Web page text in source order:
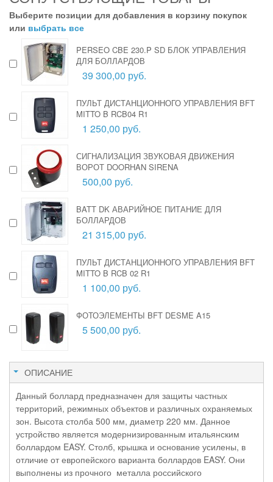
Выберите позиции для добавления в корзину покупок
или выбрать все
PERSEO CBE 230.P SD БЛОК УПРАВЛЕНИЯ
ДЛЯ БОЛЛАРДОВ
39 300,00 руб.
ПУЛЬТ ДИСТАНЦИОННОГО УПРАВЛЕНИЯ BFT
MITTO B RCB04 R1
1 250,00 руб.
СИГНАЛИЗАЦИЯ ЗВУКОВАЯ ДВИЖЕНИЯ
ВОРОТ DOORHAN SIRENA
500,00 руб.
BATT DK АВАРИЙНОЕ ПИТАНИЕ ДЛЯ
БОЛЛАРДОВ
21 315,00 руб.
ПУЛЬТ ДИСТАНЦИОННОГО УПРАВЛЕНИЯ BFT
MITTO B RCB 02 R1
1 100,00 руб.
ФОТОЭЛЕМЕНТЫ BFT DESME A15
5 500,00 руб.
ОПИСАНИЕ
Данный боллард предназначен для защиты частных
территорий, режимных объектов и различных охраняемых
зон. Высота столба 500 мм, диаметр 220 мм. Данное
устройство является модернизированным итальянским
боллардом EASY. Столб, крышка и основание усилены, в
отличие от европейского варианта боллардов EASY. Они
выполнены из прочного металла российского